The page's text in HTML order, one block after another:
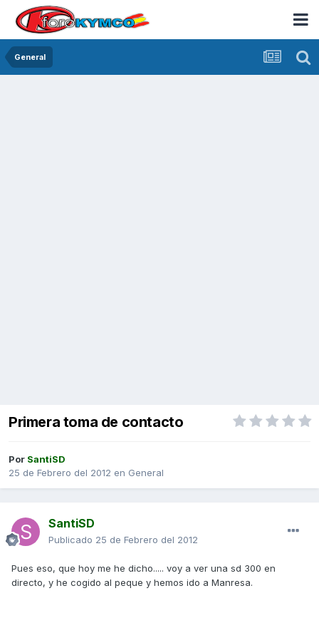
General
Primera toma de contacto
Por SantiSD
25 de Febrero del 2012 en General
SantiSD
Publicado 25 de Febrero del 2012
Pues eso, que hoy me he dicho..... voy a ver una sd 300 en
directo, y he cogido al peque y hemos ido a Manresa.